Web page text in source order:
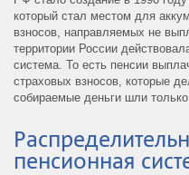
который стал местом для
взносов, направляемых не
территории России
система. То есть пенсии
страховых взносов, которые
собираемые деньги шли
пенсионная